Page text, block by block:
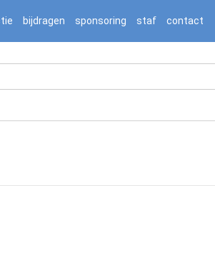
jnnj-prod/search.php on line 276
bijdragen sponsoring staf contact